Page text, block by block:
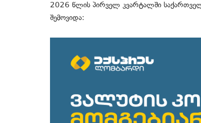
2026 წლის პირველ კვარტალში
შემოვიდა: